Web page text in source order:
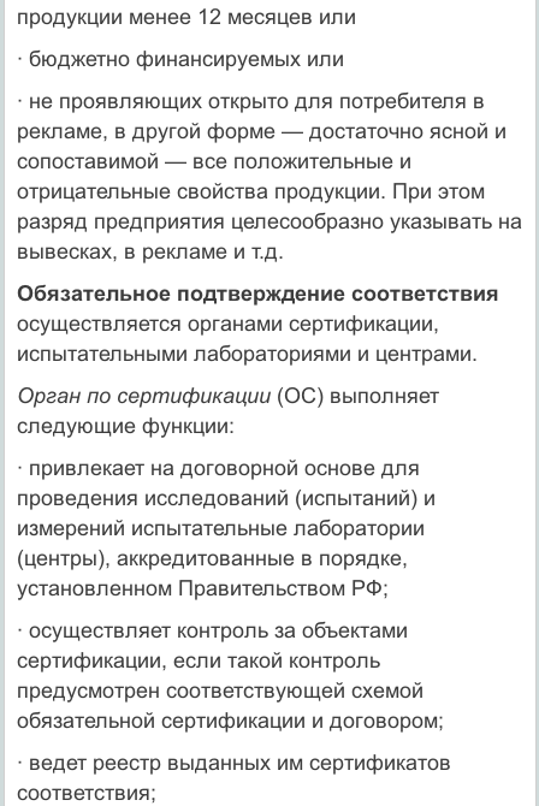
продукции менее 12 месяцев или
· бюджетно финансируемых или
· не проявляющих открыто для потребителя в
рекламе, в другой форме — достаточно ясной и
сопоставимой — все положительные и
отрицательные свойства продукции. При этом
разряд предприятия целесообразно указывать на
вывесках, в рекламе и т.д.
Обязательное подтверждение соответствия
осуществляется органами сертификации,
испытательными лабораториями и центрами.
Орган по сертификации(ОС) выполняет
следующие функции:
· привлекает на договорной основе для
проведения исследований (испытаний) и
измерений испытательные лаборатории
(центры), аккредитованные в порядке,
установленном Правительством РФ;
· осуществляет контроль за объектами
сертификации, если такой контроль
предусмотрен соответствующей схемой
обязательной сертификации и договором;
· ведет реестр выданных им сертификатов
соответствия;